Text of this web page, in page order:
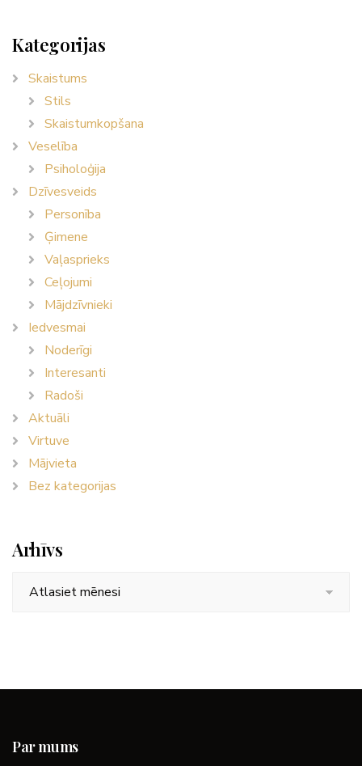
Kategorijas
Skaistums
Stils
Skaistumkopšana
Veselība
Psiholoģija
Dzīvesveids
Personība
Ģimene
Vaļasprieks
Ceļojumi
Mājdzīvnieki
Iedvesmai
Noderīgi
Interesanti
Radoši
Aktuāli
Virtuve
Mājvieta
Bez kategorijas
Arhīvs
Par mums